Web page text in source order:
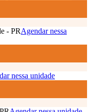
- PRAgendar nessa
nessa unidade